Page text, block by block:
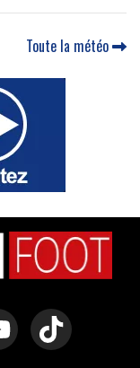
Toute la météo